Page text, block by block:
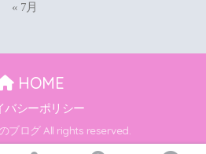
« 7月
HOME
バシーポリシー
ブログ All rights reserved.